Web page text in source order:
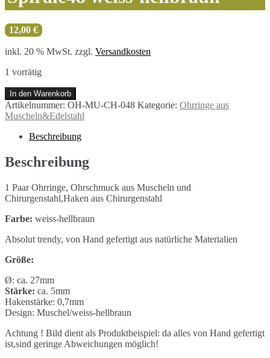
12,00 €
inkl. 20 % MwSt. zzgl. Versandkosten
1 vorrätig
Ohrringe
aus
Muscheln
weiss-
Menge
In den Warenkorb
Artikelnummer: OH-MU-CH-048 Kategorie: Ohrringe aus
Muscheln&Edelstahl
Beschreibung
Beschreibung
1 Paar Ohrringe, Ohrschmuck aus Muscheln und
Chirurgenstahl,Haken aus Chirurgenstahl
Farbe: weiss-hellbraun
Absolut trendy, von Hand gefertigt aus natürliche Materialien
Größe:
Ø: ca. 27mm
Stärke: ca. 5mm
Hakenstärke: 0,7mm
Design: Muschel/weiss-hellbraun
Achtung ! Bild dient als Produktbeispiel: da alles von Hand gefertigt
ist,sind geringe Abweichungen möglich!